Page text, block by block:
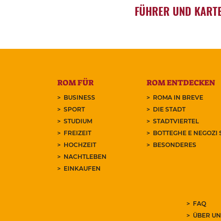
FÜHRER UND
ROM FÜR
BUSINESS
SPORT
STUDIUM
FREIZEIT
HOCHZEIT
NACHTLEBEN
EINKAUFEN
ROM ENTDECKEN
ROMA IN BREVE
DIE STADT
STADTVIERTEL
BOTTEGHE E NEGOZI
BESONDERES
FAQ
ÜBER